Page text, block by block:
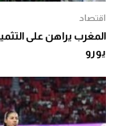
اقتصاد
يورو